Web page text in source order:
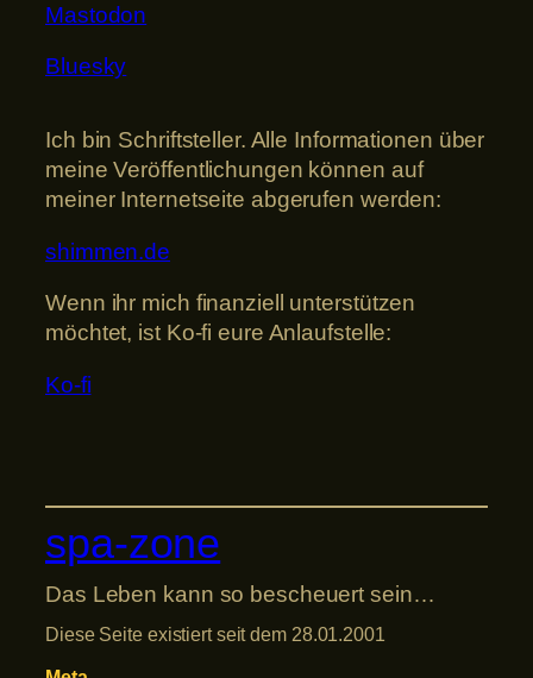
Mastodon
Bluesky
Ich bin Schriftsteller. Alle Informationen über
meine Veröffentlichungen können auf
meiner Internetseite abgerufen werden:
shimmen.de
Wenn ihr mich finanziell unterstützen
möchtet, ist Ko-fi eure Anlaufstelle:
Ko-fi
spa-zone
Das Leben kann so bescheuert sein…
Diese Seite existiert seit dem 28.01.2001